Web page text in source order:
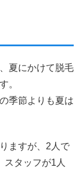
夏にかけて脱毛
。
季節よりも夏は
ますが、2人で
スタッフが1人